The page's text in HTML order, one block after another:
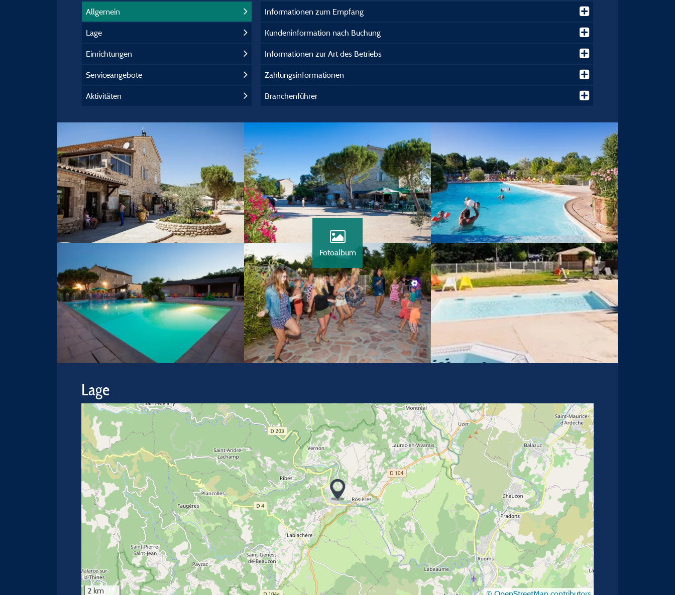
Allgemein
Lage
Einrichtungen
Serviceangebote
Aktivitäten
Informationen zum Empfang
Kundeninformation nach Buchung
Informationen zur Art des Betriebs
Zahlungsinformationen
Branchenführer
Fotoalbum
Lage
2 km